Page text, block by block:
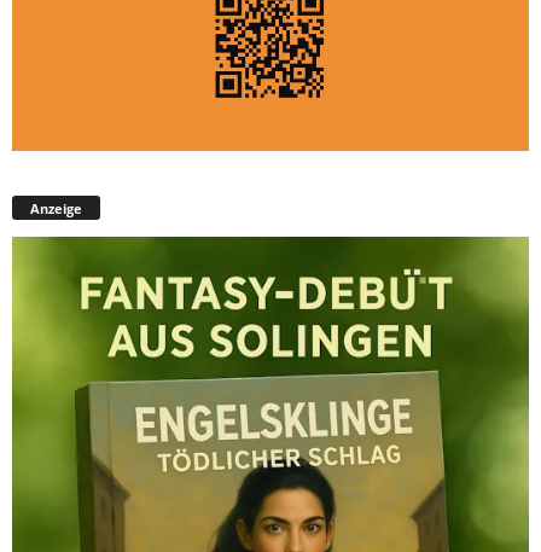
Anzeige